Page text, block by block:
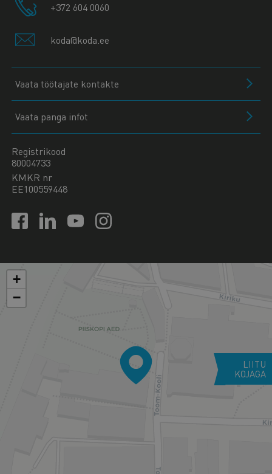
+372 604 0060
koda@koda.ee
Vaata töötajate kontakte
Vaata panga infot
Registrikood
80004733
KMKR nr
EE100559448
+
−
LIITU
KOJAGA